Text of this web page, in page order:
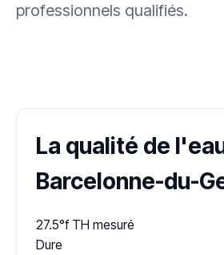
professionnels qualifiés.
La qualité de
Barcelonne-du-
27.5°f TH mesuré
Dure